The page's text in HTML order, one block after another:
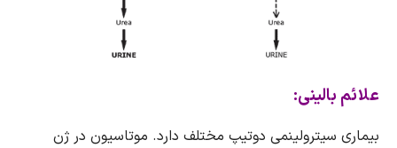
علائم بالینی:
بیماری سیترولینمی دوتیپ مختلف دارد. موتاسیون در ژن